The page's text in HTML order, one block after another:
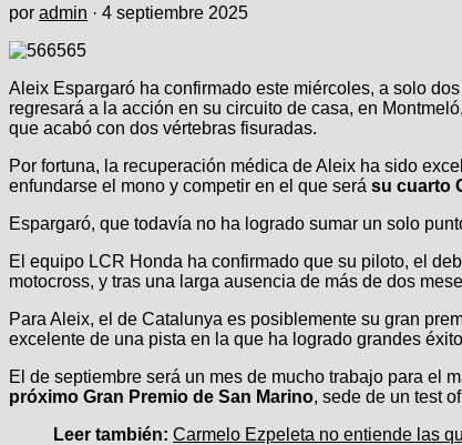
por admin · 4 septiembre 2025
Aleix Espargaró ha confirmado este miércoles, a solo
regresará a la acción en su circuito de casa, en
que acabó con dos vértebras fisuradas.
Por fortuna, la recuperación médica de Aleix ha sido
enfundarse el mono y competir en el que será su cuarto
Espargaró, que todavía no ha logrado sumar un solo
El equipo LCR Honda ha confirmado que su piloto, el
motocross, y tras una larga ausencia de más de dos
Para Aleix, el de Catalunya es posiblemente su gran
excelente de una pista en la que ha logrado grandes
El de septiembre será un mes de mucho trabajo para el
próximo Gran Premio de San Marino, sede de un test
Leer también: Carmelo Ezpeleta no entiende las